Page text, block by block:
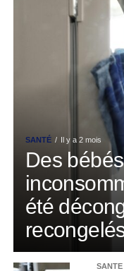
SANTÉ Il y a 2 mois
Des
été
SANTÉ